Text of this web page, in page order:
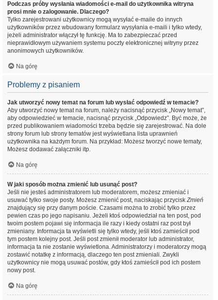
Podczas próby wysłania wiadomości e-mail do użytkownika witryna
prosi mnie o zalogowanie. Dlaczego?
Tylko zarejestrowani użytkownicy mogą wysyłać e-maile do innych
użytkowników przez wbudowany formularz wysyłania e-maili i tylko wtedy,
jeżeli administrator włączył tę funkcję. Ma to zabezpieczać przed
nieprawidłowym używaniem systemu poczty elektronicznej witryny przez
anonimowych użytkowników.
Na górę
Problemy z pisaniem
Jak utworzyć nowy temat na forum lub wysłać odpowiedź w temacie?
Aby utworzyć nowy temat na forum, należy nacisnąć przycisk „Nowy temat”,
aby odpowiedzieć w temacie, nacisnąć przycisk „Odpowiedz”. Być może, że
przed publikowaniem wiadomości trzeba będzie się zarejestrować. Na dole
strony forum lub strony tematów jest wyświetlana lista uprawnień
użytkownika na każdym forum. Na przykład: Możesz tworzyć nowe tematy,
Możesz dodawać załączniki itp.
Na górę
W jaki sposób można zmienić lub usunąć post?
Jeśli nie jesteś administratorem lub moderatorem, możesz zmieniać i
usuwać tylko swoje posty. Możesz zmienić post, naciskając przyciskZmień
znajdujący się przy danym poście. Czasami można to zrobić tylko przez
pewien czas po jego napisaniu. Jeżeli ktoś odpowiedział na ten post, pod
twoim postem pojawi się informacja ile razy i kiedy ostatni raz post był
zmieniany. Informacja ta wyświetli się tylko wtedy, jeśli ktoś zamieścił pod
tym postem kolejny post. Jeśli post zmienił moderator lub administrator,
informacja ta nie zostanie wyświetlona. Administratorzy i moderatorzy mogą
zostawić notatkę z informacją, dlaczego ten post zmieniali. Zwykli
użytkownicy nie mogą usuwać postów, gdy ktoś zamieścił pod ich postem
nowy post.
Na górę